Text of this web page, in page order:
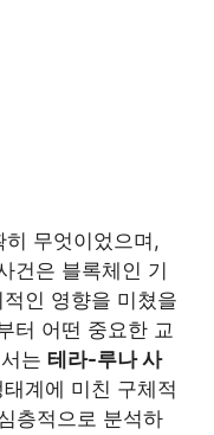
히 무엇이었으며,
건은 블록체인 기
인 영향을 미쳤을
터 어떤 중요한 교
는 테라-루나 사
계에 미친 구체적
층적으로 분석하